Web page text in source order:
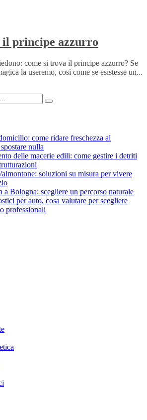
il principe azzurro
come si trova il principe azzurro? Se
la useremo, così come se esistesse un...
come ridare freschezza al
nulla
delle macerie edili: come gestire i detriti
soluzioni su misura per vivere
a Bologna: scegliere un percorso naturale
per auto, cosa valutare per scegliere
professionali